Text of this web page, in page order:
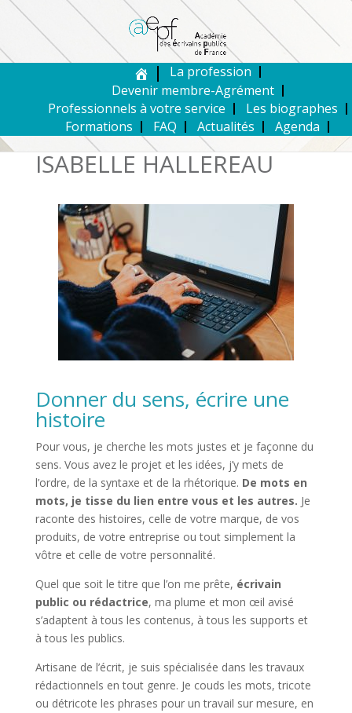
La profession
Devenir membre-Agrément
Professionnels à votre service
Les biographes
Formations
FAQ Actualités Agenda
ISABELLE HALLEREAU
Donner du sens, écrire une
histoire
Pour vous, je cherche les mots justes et je façonne du
sens. Vous avez le projet et les idées, j’y mets de
l’ordre, de la syntaxe et de la rhétorique. De mots en
mots, je tisse du lien entre vous et les autres. Je
raconte des histoires, celle de votre marque, de vos
produits, de votre entreprise ou tout simplement la
vôtre et celle de votre personnalité.
Quel que soit le titre que l’on me prête, écrivain
public ou rédactrice, ma plume et mon œil avisé
s’adaptent à tous les contenus, à tous les supports et
à tous les publics.
Artisane de l’écrit, je suis spécialisée dans les travaux
rédactionnels en tout genre. Je couds les mots, tricote
ou détricote les phrases pour un travail sur mesure, en